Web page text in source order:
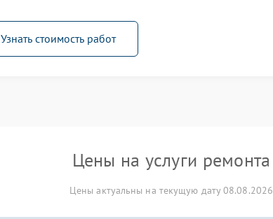
Узнать стоимость работ
Цены на услуги ремонта
Цены актуальны на текущую дату 08.08.2026